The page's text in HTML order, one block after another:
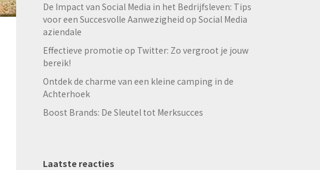
De Impact van Social Media in het Bedrijfsleven: Tips
voor een Succesvolle Aanwezigheid op Social Media
aziendale
Effectieve promotie op Twitter: Zo vergroot je jouw
bereik!
Ontdek de charme van een kleine camping in de
Achterhoek
Boost Brands: De Sleutel tot Merksucces
Laatste reacties